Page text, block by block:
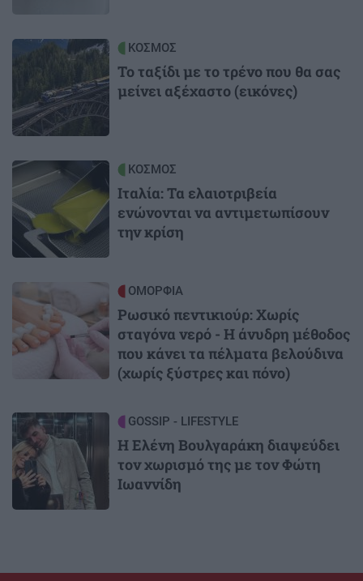
Image ΚΟΣΜΟΣ
Το ταξίδι με το τρένο που θα σας
μείνει αξέχαστο (εικόνες)
Image ΚΟΣΜΟΣ
Ιταλία: Τα ελαιοτριβεία
ενώνονται να αντιμετωπίσουν
την κρίση
ΟΜΟΡΦΙΑ
Ρωσικό πεντικιούρ: Χωρίς
σταγόνα νερό - Η άνυδρη μέθοδος
που κάνει τα πέλματα βελούδινα
(χωρίς ξύστρες και πόνο)
Image GOSSIP - LIFESTYLE
Η Ελένη Βουλγαράκη διαψεύδει
τον χωρισμό της με τον Φώτη
Ιωαννίδη